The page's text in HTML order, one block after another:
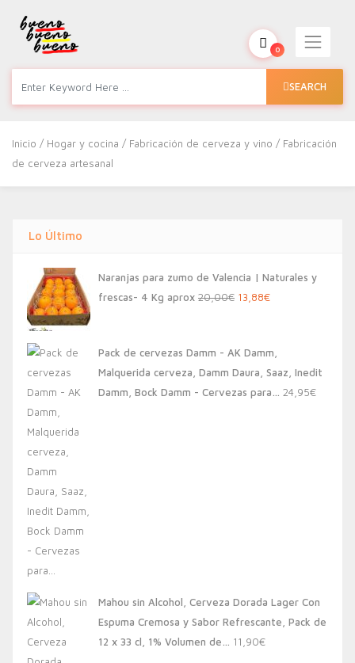
SEARCH
0
Inicio / Hogar y cocina / Fabricación de cerveza y vino / Fabricación
de cerveza artesanal
Lo Último
Naranjas para zumo de Valencia | Naturales y
frescas- 4 Kg aprox 20,00€ El
era:
20,00€.
13,88€El
es:
13,88€.
Pack de cervezas Damm - AK Damm,
Malquerida cerveza, Damm Daura, Saaz, Inedit
Damm, Bock Damm - Cervezas para… 24,95€
Mahou sin Alcohol, Cerveza Dorada Lager Con
Espuma Cremosa y Sabor Refrescante, Pack de
12 x 33 cl, 1% Volumen de… 11,90€